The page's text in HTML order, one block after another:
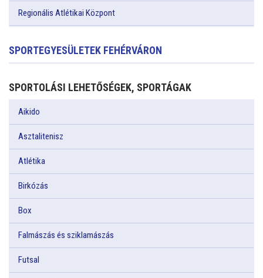
Regionális Atlétikai Központ
SPORTEGYESÜLETEK FEHÉRVÁRON
SPORTOLÁSI LEHETŐSÉGEK, SPORTÁGAK
Aikido
Asztalitenisz
Atlétika
Birkózás
Box
Falmászás és sziklamászás
Futsal